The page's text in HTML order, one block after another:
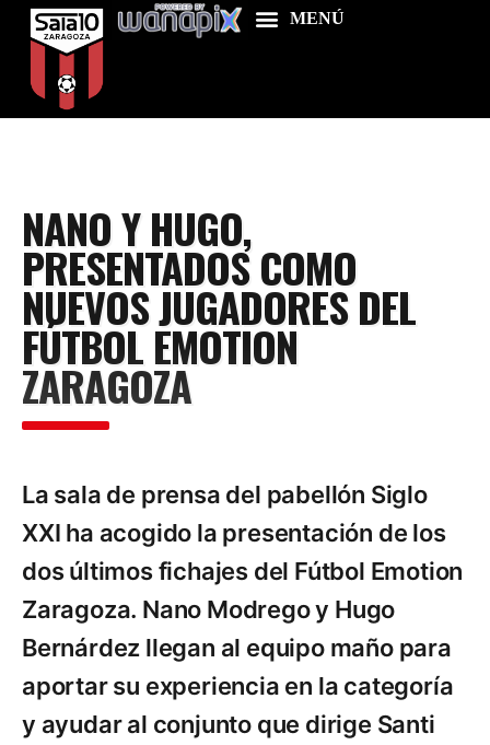
Food & Drink
Features
News
Contacts
NANO Y HUGO,
PRESENTADOS COMO
NUEVOS JUGADORES DEL
FÚTBOL EMOTION
ZARAGOZA
La sala de prensa del pabellón Siglo
XXI ha acogido la presentación de los
dos últimos fichajes del Fútbol Emotion
Zaragoza. Nano Modrego y Hugo
Bernárdez llegan al equipo maño para
aportar su experiencia en la categoría
y ayudar al conjunto que dirige Santi